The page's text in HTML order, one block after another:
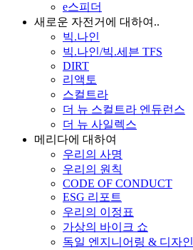
e스피더
새로운 자전거에 대하여..
빅.나인
빅.나인/빅.세븐 TFS
DIRT
리액토
스컬트라
더 뉴 스컬트라 엔듀런스
더 뉴 사일렉스
메리다에 대하여
우리의 사명
우리의 원칙
CODE OF CONDUCT
ESG 리포트
우리의 이정표
가상의 바이크 쇼
독일 엔지니어링 & 디자인